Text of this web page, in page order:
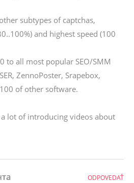
subtypes of captchas,
and highest speed (100
to all most popular SEO/SMM
ZennoPoster, Srapebox,
of other software.
a lot of introducing videos about
ODPOVEDAŤ